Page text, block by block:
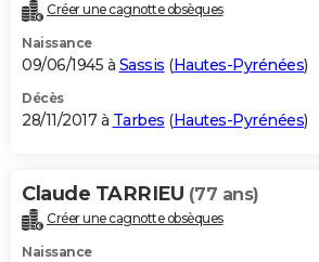
Créer une cagnotte obsèques
Naissance
09/06/1945 à Sassis (Hautes-Pyrénées)
Décès
28/11/2017 à Tarbes (Hautes-Pyrénées)
Claude TARRIEU (77 ans)
Créer une cagnotte obsèques
Naissance